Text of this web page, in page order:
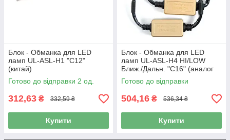
Блок - Обманка для LED
ламп UL-ASL-H1 "C12"
(китай)
Готово до відправки 2 од.
312,63 ₴ 332,59 ₴
Купити
Блок - Обманка для LED
ламп UL-ASL-H4 HI/LOW
Ближ./Дальн. "C16" (аналог
Бакстер)
Готово до відправки
504,16 ₴ 536,34 ₴
Купити